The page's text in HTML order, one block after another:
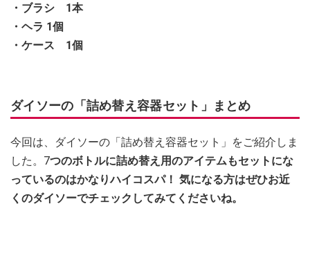
・ブラシ 1本
・ヘラ 1個
・ケース 1個
ダイソーの「詰め替え容器セット」まとめ
今回は、ダイソーの「詰め替え容器セット」をご紹介しま
した。7つのボトルに詰め替え用のアイテムもセットにな
っているのはかなりハイコスパ！ 気になる方はぜひお近
くのダイソーでチェックしてみてくださいね。